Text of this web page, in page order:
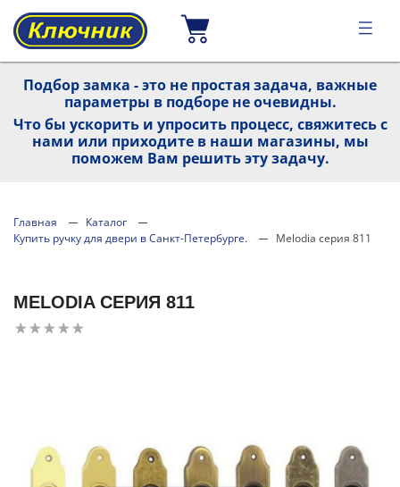
Подбор замка - это не простая задача, важные
параметры в подборе не очевидны.
Что бы ускорить и упросить процесс, свяжитесь с
нами или приходите в наши магазины, мы
поможем Вам решить эту задачу.
Главная
Каталог
Купить ручку для двери в Санкт-Петербурге.
Melodia серия 811
MELODIA СЕРИЯ 811